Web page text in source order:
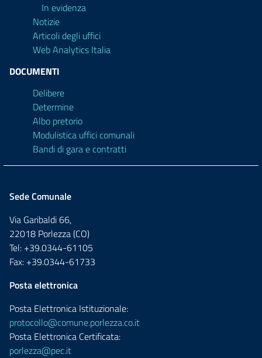
In evidenza
Notizie
Articoli degli uffici
Web Analytics Italia
DOCUMENTI
Delibere
Determine
Albo pretorio
Modulistica uffici comunali
Bandi di gara e contratti
Sede Comunale
Via Garibaldi 66,
22018 Porlezza (CO)
Tel: +39.0344-61105
Fax: +39.0344-61733
Posta elettronica
Posta Elettronica Istituzionale:
protocollo@comune.porlezza.co.it
Posta Elettronica Certificata:
porlezza@pec.it